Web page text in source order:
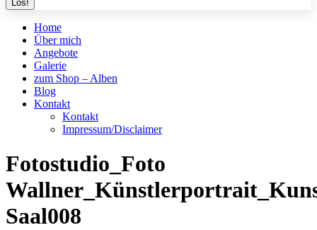
Home
Über mich
Angebote
Galerie
zum Shop – Alben
Blog
Kontakt
Kontakt
Impressum/Disclaimer
Fotostudio_Foto
Saal008